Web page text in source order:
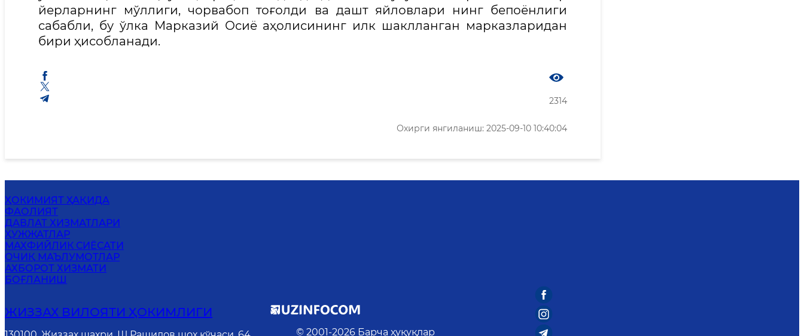
йерларнинг мўллиги, чорвабоп тоғолди ва дашт яйловлари нинг бепоёнлиги
сабабли, бу ўлка Марказий Осиё аҳолисининг илк шаклланган марказларидан
бири ҳисобланади.
2314
Охирги янгиланиш: 2025-09-10 10:40:04
ҲОКИМИЯТ ҲАҚИДА
ФАОЛИЯТ
ДАВЛАТ ХИЗМАТЛАРИ
ҲУЖЖАТЛАР
MАХФИЙЛИК СИЁСАТИ
ОЧИҚ МАЪЛУМОТЛАР
АХБОРОТ ХИЗМАТИ
БОҒЛАНИШ
ЖИЗЗАХ ВИЛОЯТИ ҲОКИМЛИГИ
© 2001-2026 Барча ҳуқуқлар